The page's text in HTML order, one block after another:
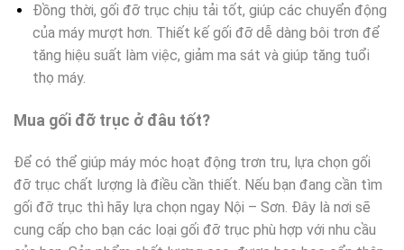
Đồng thời, gối đỡ trục chịu tải tốt, giúp các chuyển động
của máy mượt hơn. Thiết kế gối đỡ dễ dàng bôi trơn để
tăng hiệu suất làm việc, giảm ma sát và giúp tăng tuổi
thọ máy.
Mua gối đỡ trục ở đâu tốt?
Để có thể giúp máy móc hoạt động trơn tru, lựa chọn gối
đỡ trục chất lượng là điều cần thiết. Nếu bạn đang cần tìm
gối đỡ trục thì hãy lựa chọn ngay Nội – Sơn. Đây là nơi sẽ
cung cấp cho bạn các loại gối đỡ trục phù hợp với nhu cầu